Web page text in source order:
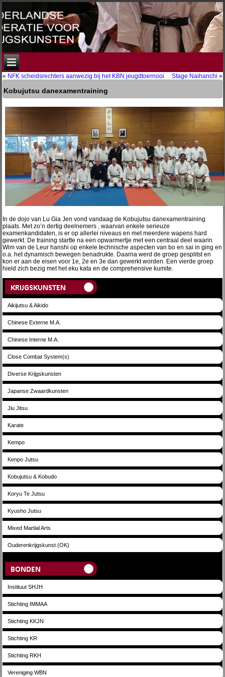
« NFK scheidsrechters aanwezig bij het KBN jeugdtoernooi Stage Naihanchi »
Kobujutsu danexamentraining
In de dojo van Lu Gia Jen vond vandaag de Kobujutsu danexamentraining
plaats. Met zo’n dertig deelnemers , waarvan enkele serieuze
examenkandidaten, is er op allerlei niveaus en met meerdere wapens hard
gewerkt. De training startte na een opwarmertje met een centraal deel waarin
Wim van de Leur hanshi op enkele technische aspecten van bo en sai in ging en
o.a. het dynamisch bewegen benadrukte. Daarna werd de groep gesplitst en
kon er aan de eisen voor 1e, 2e en 3e dan gewerkt worden. Een vierde groep
hield zich bezig met het eku kata en de comprehensive kumite.
Aikijutsu & Aikido
Chinese Externe M.A.
Chinese Interne M.A.
Close Combat System(s)
Diverse Krijgskunsten
Japanse Zwaardkunsten
Jiu Jitsu
Karate
Kempo
Kenpo Jutsu
Kobujutsu & Kobudo
Koryu Te Jutsu
Kyusho Jutsu
Mixed Martial Arts
Ouderenkrijgskunst (OK)
Instituut SHJH
Stichting IMMAA
Stichting KKJN
Stichting KR
Stichting RKH
Vereniging WBN